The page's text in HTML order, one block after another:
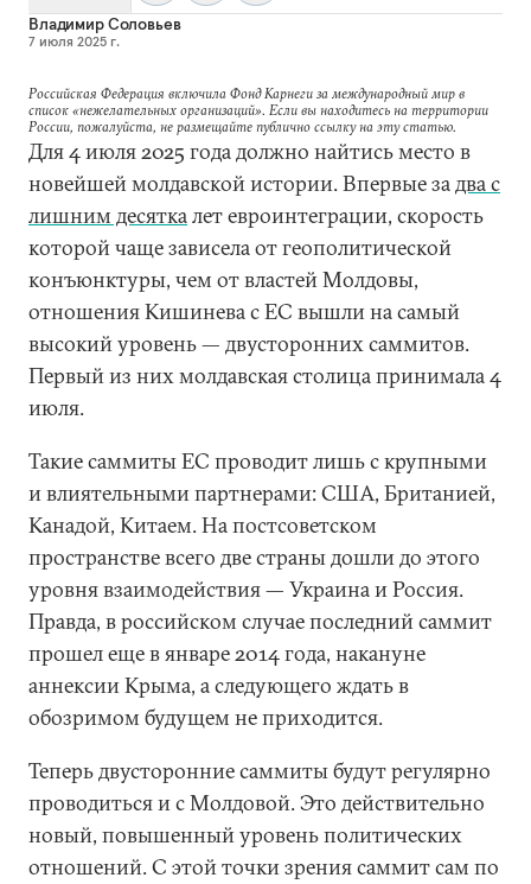
Владимир Соловьев
7 июля 2025 г.
Российская Федерация включила Фонд Карнеги за международный мир в
список «нежелательных организаций». Если вы находитесь на территории
России, пожалуйста, не размещайте публично ссылку на эту статью.
Для 4 июля 2025 года должно найтись место в
новейшей молдавской истории. Впервые задва с
лишним десяткалет евроинтеграции, скорость
которой чаще зависела от геополитической
конъюнктуры, чем от властей Молдовы,
отношения Кишинева с ЕС вышли на самый
высокий уровень — двусторонних саммитов.
Первый из них молдавская столица принимала 4
июля.
Такие саммиты ЕС проводит лишь с крупными
и влиятельными партнерами: США, Британией,
Канадой, Китаем. На постсоветском
пространстве всего две страны дошли до этого
уровня взаимодействия — Украина и Россия.
Правда, в российском случае последний саммит
прошел еще в январе 2014 года, накануне
аннексии Крыма, а следующего ждать в
обозримом будущем не приходится.
Теперь двусторонние саммиты будут регулярно
проводиться и с Молдовой. Это действительно
новый, повышенный уровень политических
отношений. С этой точки зрения саммит сам по